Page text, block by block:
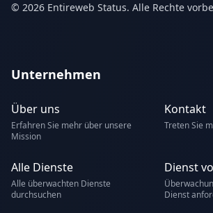
© 2026 Entireweb Status. Alle Rechte
Unternehmen
Über uns
Erfahren Sie mehr über unsere
Mission
Kontakt
Treten Sie
Alle Dienste
Alle überwachten Dienste
durchsuchen
Dienst
Dienst